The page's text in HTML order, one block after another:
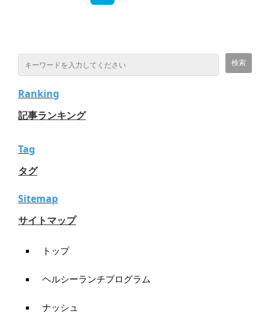
Ranking
記事ランキング
Tag
タグ
Sitemap
サイトマップ
トップ
ヘルシーランチプログラム
ナッシュ